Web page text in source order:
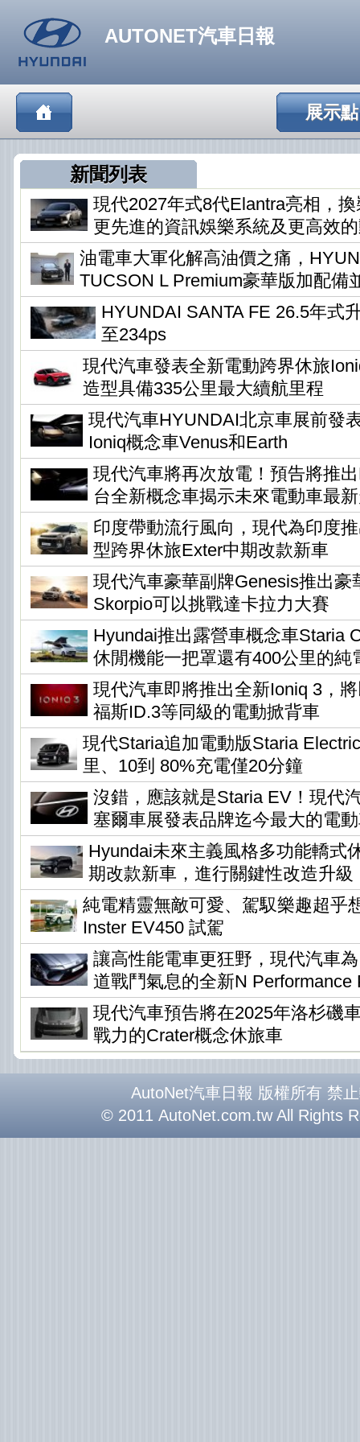
AUTONET汽車日報
展示點
新聞列表
現代2027年式8代Elantra亮相，
更先進的資訊娛樂系統及更高效
油電車大軍化解高油價之痛，
TUCSON L Premium豪華版加配備
HYUNDAI SANTA FE 26.5年式
至234ps
現代汽車發表全新電動跨界休旅
造型具備335公里最大續航里程
現代汽車HYUNDAI北京車展前發
Ioniq概念車Venus和Earth
現代汽車將再次放電！預告將推
台全新概念車揭示未來電動車最
印度帶動流行風向，現代為印度
型跨界休旅Exter中期改款新車
現代汽車豪華副牌Genesis推出豪
Skorpio可以挑戰達卡拉力大賽
Hyundai推出露營車概念車Staria
休閒機能一把罩還有400公里的純
現代汽車即將推出全新Ioniq 3，
福斯ID.3等同級的電動掀背車
現代Staria追加電動版Staria
里、10到 80%充電僅20分鐘
沒錯，應該就是Staria EV！現代
塞爾車展發表品牌迄今最大的電
Hyundai未來主義風格多功能轎式
期改款新車，進行關鍵性改造升級
純電精靈無敵可愛、駕馭樂趣超乎
Inster EV450 試駕
讓高性能電車更狂野，現代汽車
道戰鬥氣息的全新N Performance
現代汽車預告將在2025年洛杉磯
戰力的Crater概念休旅車
AutoNet汽車日報 版權所有 禁
© 2011 AutoNet.com.tw All Rights